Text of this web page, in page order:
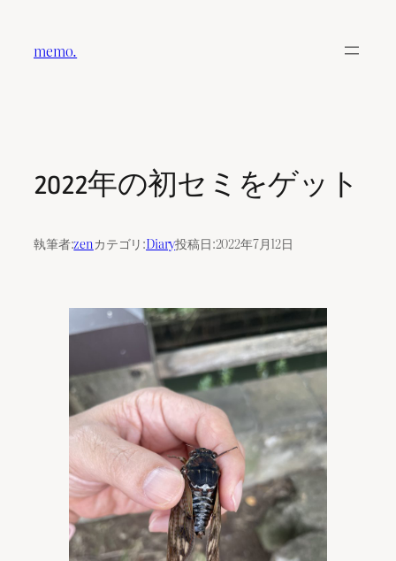
memo.
2022年の初セミをゲット
執筆者:zenカテゴリ:Diary投稿日:2022年7月12日